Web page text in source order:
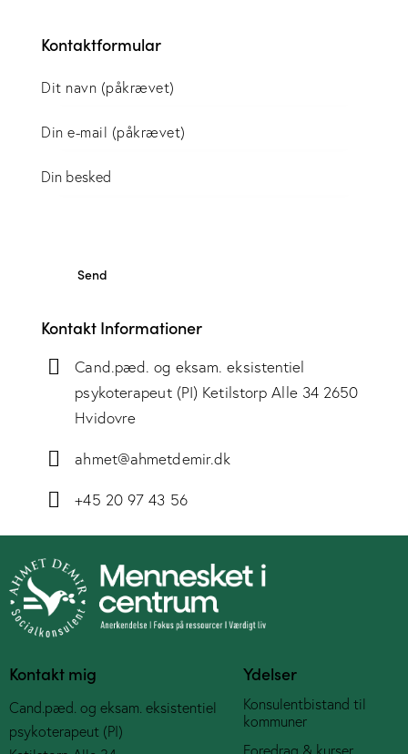
Kontaktformular
Kontakt Informationer
Cand.pæd. og eksam. eksistentiel
psykoterapeut (PI) Ketilstorp Alle 34 2650
Hvidovre
ahmet@ahmetdemir.dk
+45 20 97 43 56
Kontakt mig
Cand.pæd. og eksam. eksistentiel
psykoterapeut (PI)
Ydelser
Konsulentbistand til
kommuner